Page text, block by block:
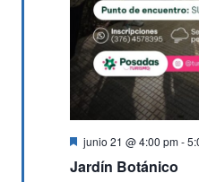
Jardín Botánico
Destacado
junio 21 @ 4:00 pm-